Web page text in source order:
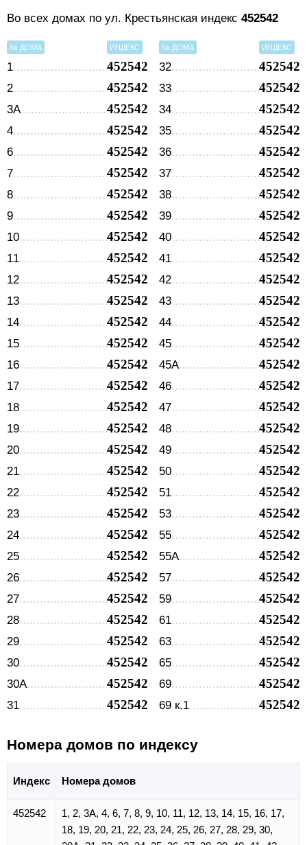
Во всех домах по ул. Крестьянская индекс 452542
№ ДОМА ИНДЕКС
1 452542
2 452542
3А 452542
4 452542
6 452542
7 452542
8 452542
9 452542
10 452542
11 452542
12 452542
13 452542
14 452542
15 452542
16 452542
17 452542
18 452542
19 452542
20 452542
21 452542
22 452542
23 452542
24 452542
25 452542
26 452542
27 452542
28 452542
29 452542
30 452542
30А 452542
31 452542
№ ДОМА ИНДЕКС
32 452542
33 452542
34 452542
35 452542
36 452542
37 452542
38 452542
39 452542
40 452542
41 452542
42 452542
43 452542
44 452542
45 452542
45А 452542
46 452542
47 452542
48 452542
49 452542
50 452542
51 452542
53 452542
55 452542
55А 452542
57 452542
59 452542
61 452542
63 452542
65 452542
69 452542
69 к.1 452542
Номера домов по индексу
Индекс Номера домов
452542
1, 2, 3А, 4, 6, 7, 8, 9, 10, 11, 12, 13, 14, 15, 16, 17,
18, 19, 20, 21, 22, 23, 24, 25, 26, 27, 28, 29, 30,